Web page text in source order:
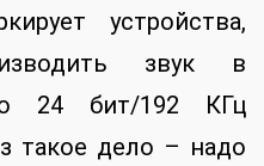
устройства,
звук в
24 бит/192 КГц
такое дело – надо